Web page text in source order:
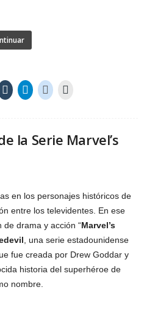
la Serie Marvel’s
en los personajes históricos de
entre los televidentes. En ese
drama y acción “Marvel’s
, una serie estadounidense
fue creada por Drew Goddar y
historia del superhéroe de
nombre.